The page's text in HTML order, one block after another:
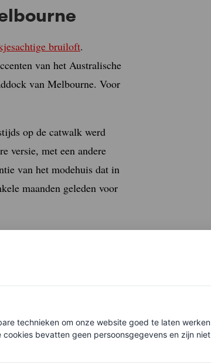
bruiloft.
van het Australische
van Melbourne. Voor
op de catwalk werd
versie, met een andere
van het modehuis dat in
maanden geleden voor
vanity bag van
haar jasje pasten. Weer
technieken om onze website goed te laten werken
bevatten geen persoonsgegevens en zijn niet